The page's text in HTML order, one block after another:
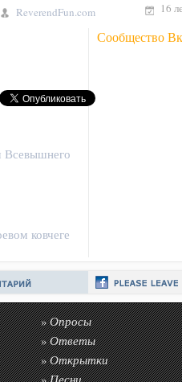
ReverendFun.com 16
Сообщество
ковчеге
»Опросы
»Ответы
»Открытки